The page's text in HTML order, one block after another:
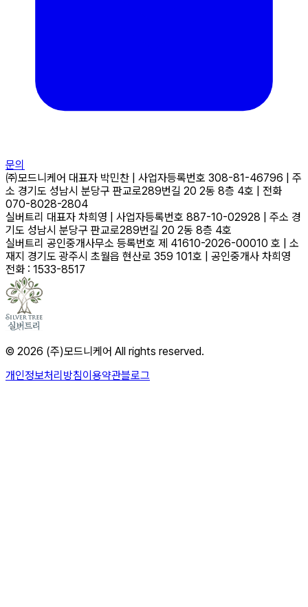
문의
㈜모드니케어 대표자 박민찬 사업자등록번호 308-81-46796
주
소 경기도 성남시 분당구 판교로289번길 20 2동 8층 4호
전화
070-8028-2804
실버트리 대표자 차희영 사업자등록번호 887-10-02928 주소 경
기도 성남시 분당구 판교로289번길 20 2동 8층 4호
실버트리 공인중개사무소 등록번호 제 41610-2026-00010 호
소
재지 경기도 광주시 초월읍 현산로 359 101호 공인중개사 차희영
전화 : 1533-8517
© 2026 (주)모드니케어 All rights reserved.
개인정보처리방침이용약관블로그